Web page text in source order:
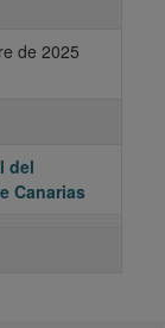
de 2025
del
Canarias